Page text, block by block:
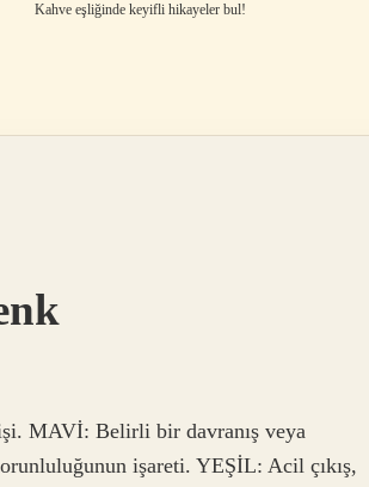
Kahve eşliğinde keyifli hikayeler bul!
MAVİ: Belirli bir davranış veya
işareti. YEŞİL: Acil çıkış,